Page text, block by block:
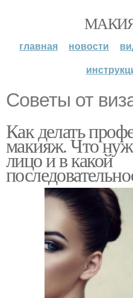
главная новости
Советы от
Как делать
макияж. Что
лицо и в какой